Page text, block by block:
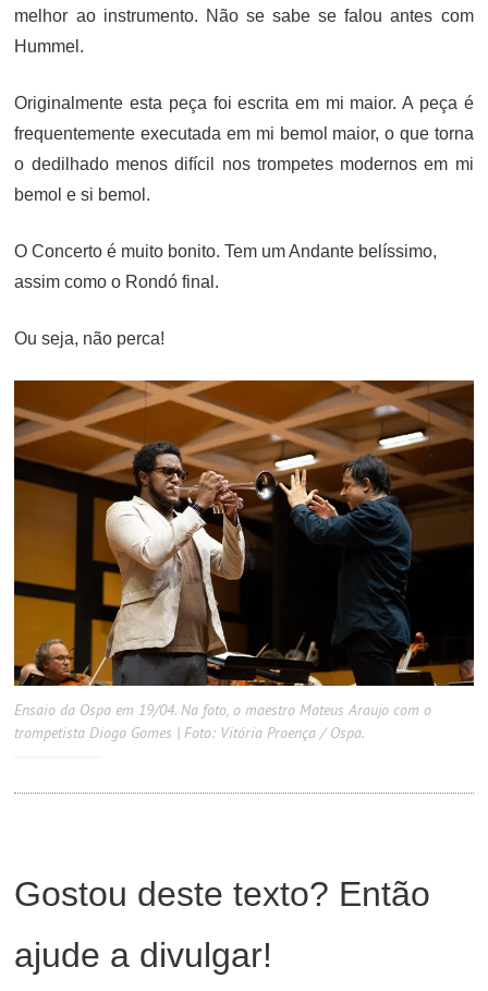
melhor ao instrumento. Não se sabe se falou antes com
Hummel.
Originalmente esta peça foi escrita em mi maior. A peça é
frequentemente executada em mi bemol maior, o que torna
o dedilhado menos difícil nos trompetes modernos em mi
bemol e si bemol.
O Concerto é muito bonito. Tem um Andante belíssimo,
assim como o Rondó final.
Ou seja, não perca!
Ensaio da Ospa em 19/04. Na foto, o maestro Mateus Araujo com o
trompetista Diogo Gomes | Foto: Vitória Proença / Ospa.
Gostou deste texto? Então
ajude a divulgar!